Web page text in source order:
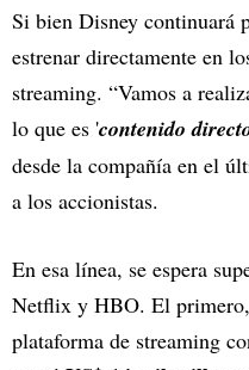
Si bien Disney continuará
estrenar directamente en
streaming. “Vamos a
lo que es 'contenido
desde la compañía en el
a los accionistas.
En esa línea, se espera
Netflix y HBO. El
plataforma de streaming